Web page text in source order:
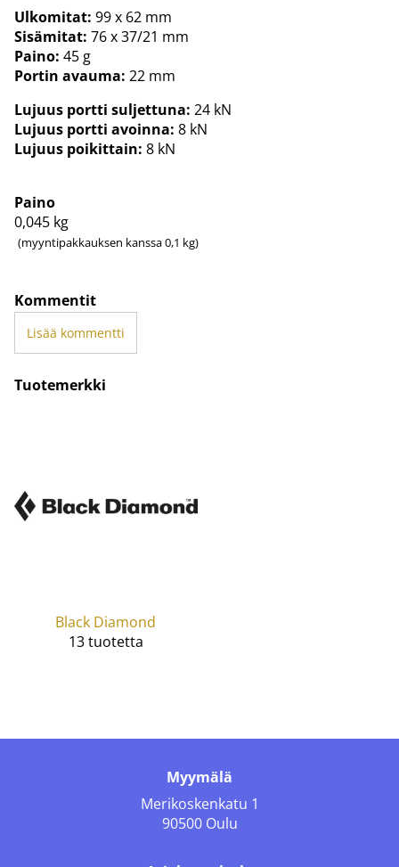
Ulkomitat: 99 x 62 mm
Sisämitat: 76 x 37/21 mm
Paino: 45 g
Portin avauma: 22 mm
Lujuus portti suljettuna: 24 kN
Lujuus portti avoinna: 8 kN
Lujuus poikittain: 8 kN
Paino
0,045 kg
(myyntipakkauksen kanssa 0,1 kg)
Kommentit
Lisää kommentti
Tuotemerkki
Black Diamond
13 tuotetta
Myymälä
Merikoskenkatu 1
90500 Oulu